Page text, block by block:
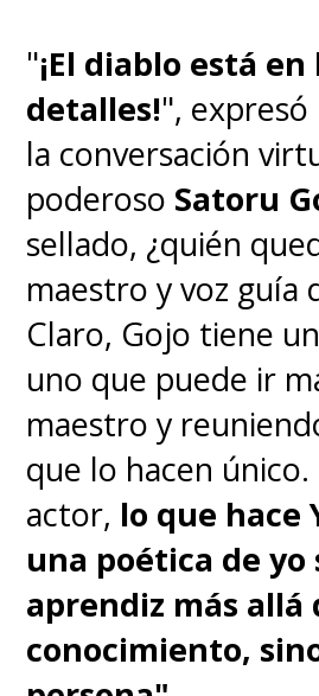
"¡El diablo está en
detalles!", expresó
la conversación
poderoso Satoru
sellado, ¿quién
maestro y voz guía
Claro, Gojo tiene
uno que puede ir
maestro y
que lo hacen único.
actor, lo que hace
una poética de yo
aprendiz más allá
conocimiento,